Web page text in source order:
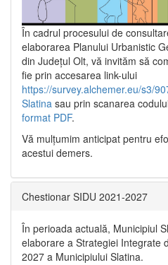
În cadrul procesului de
elaborarea Planului Urbanistic
din Județul Olt, vă invităm să
fie prin accesarea link-ului
https://survey.alchemer.eu/s3/
Slatina sau prin scanarea
format PDF.
Vă mulţumim anticipat pentru
acestui demers.
Chestionar SIDU 2021-2027
În perioada actuală, Municipiul
elaborare a Strategiei Integrate
2027 a Municipiului Slatina.